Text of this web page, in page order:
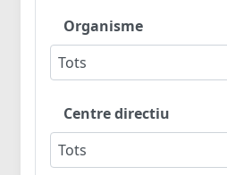
Organisme
Tots
Centre directiu
Tots